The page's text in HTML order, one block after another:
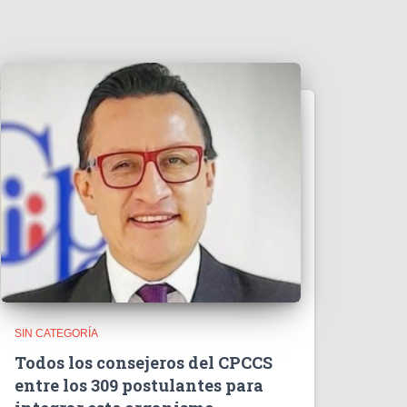
SIN CATEGORÍA
Todos los consejeros del CPCCS
entre los 309 postulantes para